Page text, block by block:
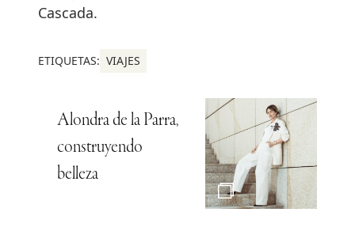
Cascada.
ETIQUETAS: VIAJES
Alondra de la Parra,
construyendo
belleza